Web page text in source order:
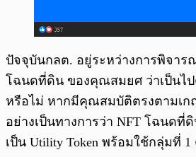
ปัจจุบันกลต. อยู่ระหว่างการพิจา
โฉนดที่ดิน ของคุณสมยศ ว่าเป็นไ
หรือไม่ หากมีคุณสมบัติตรงตามเ
อย่างเป็นทางการว่า NFT โฉนด
เป็น Utility Token พร้อมใช้กลุ่มที่ 1